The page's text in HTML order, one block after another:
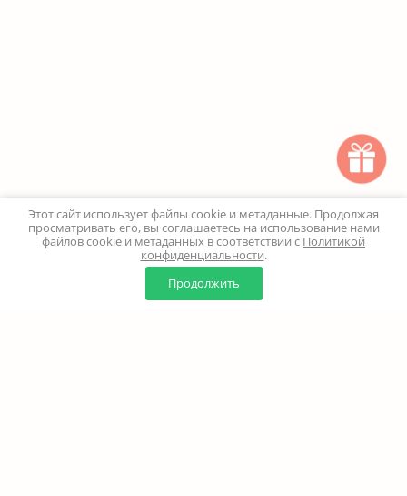
0
Корзина
Этот сайт использует файлы cookie и метаданные. Продолжая
просматривать его, вы соглашаетесь на использование нами
файлов cookie и метаданных в соответствии с Политикой
конфиденциальности.
Продолжить